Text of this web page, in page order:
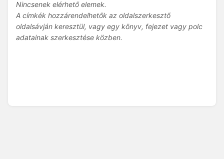
Nincsenek elérhető elemek.
A címkék hozzárendelhetők az oldalszerkesztő
oldalsávján keresztül, vagy egy könyv, fejezet vagy polc
adatainak szerkesztése közben.